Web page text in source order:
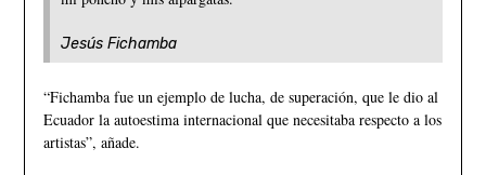
Jesús Fichamba
“Fichamba fue un ejemplo de lucha, de superación, que le dio al
Ecuador la autoestima internacional que necesitaba respecto a los
artistas”, añade.